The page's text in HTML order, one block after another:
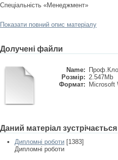
Спеціальність «Менеджмент»
Показати повний опис матеріалу
Долучені файли
Name:
Розмір: 2.547Mb
Формат:
Microsoft
Даний матеріал
Дипломні роботи [1383]
Дипломні роботи